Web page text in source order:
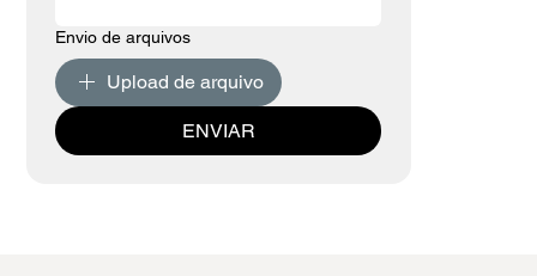
Envio de arquivos
Upload de arquivo
ENVIAR